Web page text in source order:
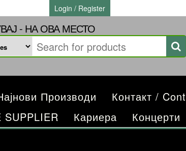
Login / Register
- НА ОВА МЕСТО
Производи Контакт /
SUPPLIER Кариера Концерти